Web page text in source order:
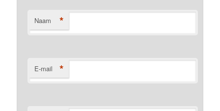
Naam *
E-mail *